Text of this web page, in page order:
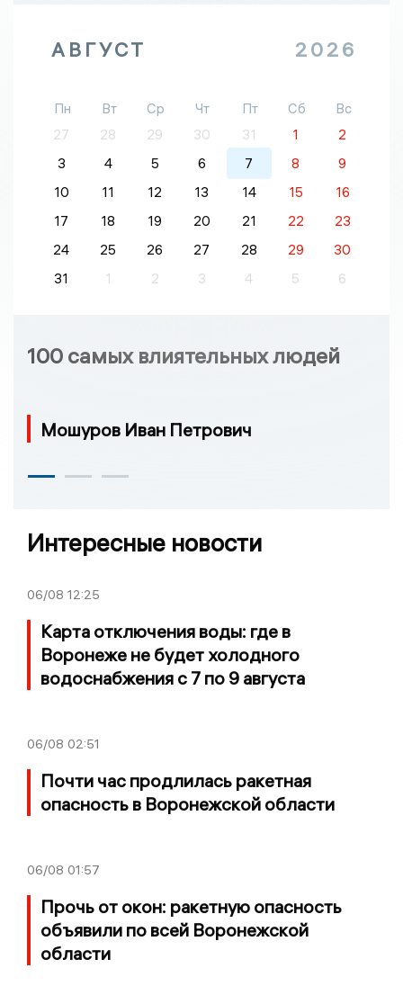
АВГУСТ 2026
Пн Вт Ср Чт Пт Сб
Вс
27
28 29 30 31 1
2
3
4 5 6 7 8
9
10
11 12 13 14 15
16
17
18 19 20 21 22
23
24
25 26 27 28 29
30
31
1 2 3 4 5 6
100 самых влиятельных людей
Мошуров Иван Петрович
Интересные новости
06/08 12:25
Карта отключения воды: где в
Воронеже не будет холодного
водоснабжения с 7 по 9 августа
06/08 02:51
Почти час продлилась ракетная
опасность в Воронежской области
06/08 01:57
Прочь от окон: ракетную опасность
объявили по всей Воронежской
области